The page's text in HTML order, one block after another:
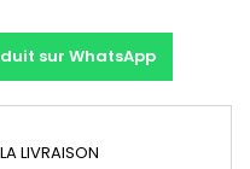
sur WhatsApp
LIVRAISON